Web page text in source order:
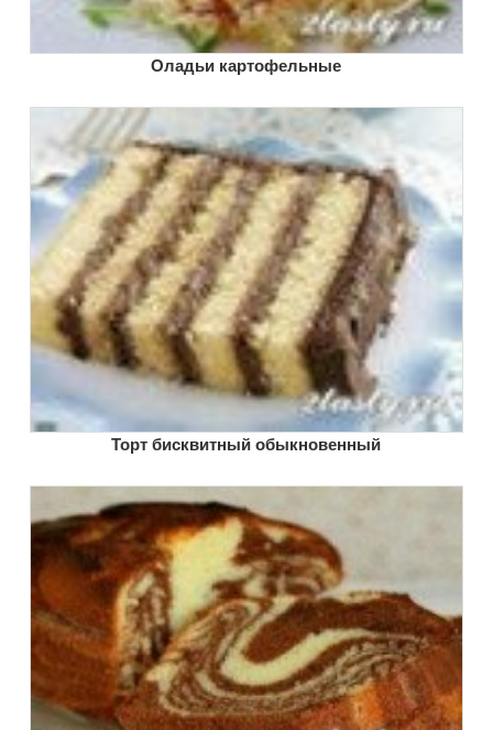
Оладьи картофельные
Торт бисквитный обыкновенный